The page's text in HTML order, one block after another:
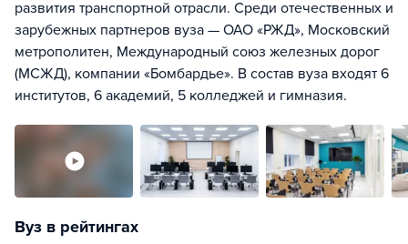
развития транспортной отрасли. Среди отечественных и
зарубежных партнеров вуза — ОАО «РЖД», Московский
метрополитен, Международный союз железных дорог
(МСЖД), компании «Бомбардье». В состав вуза входят 6
институтов, 6 академий, 5 колледжей и гимназия.
Вуз в рейтингах